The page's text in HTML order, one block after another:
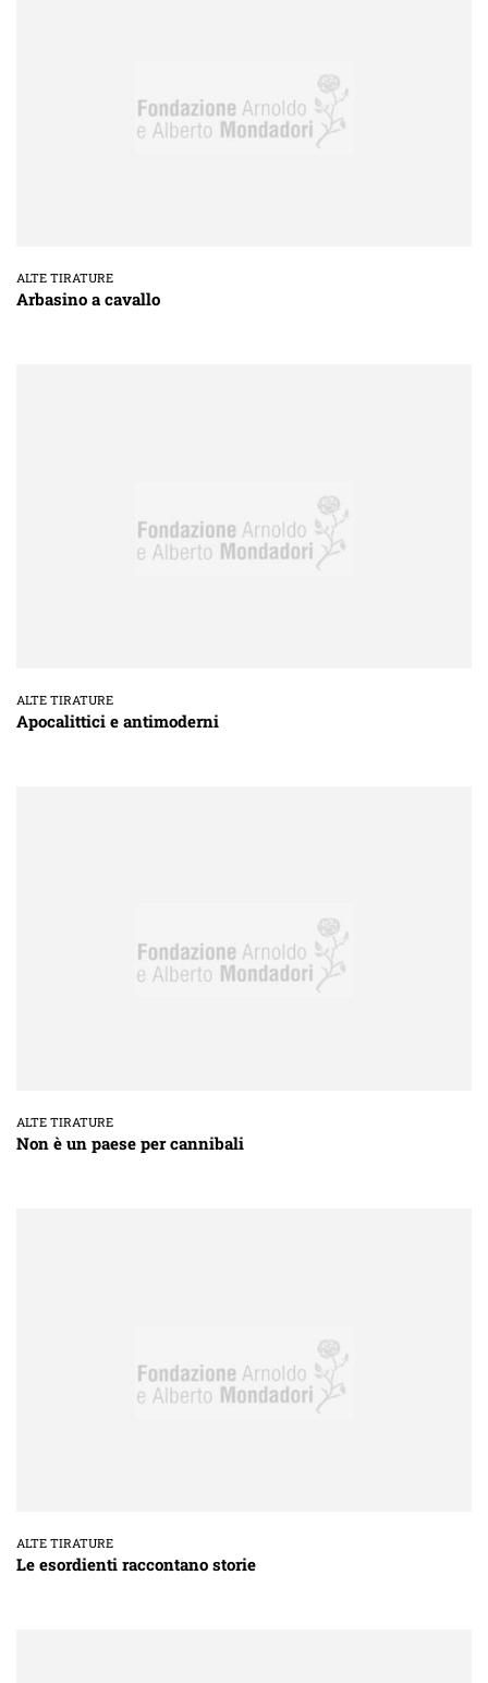
ALTE TIRATURE
Arbasino a cavallo
ALTE TIRATURE
Apocalittici e antimoderni
ALTE TIRATURE
Non è un paese per cannibali
ALTE TIRATURE
Le esordienti raccontano storie